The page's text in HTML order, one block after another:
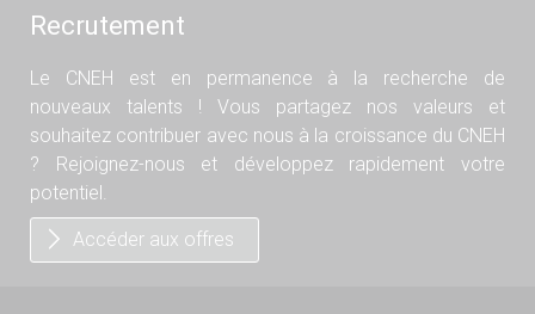
Recrutement
Le CNEH est en permanence à la recherche de
nouveaux talents ! Vous partagez nos valeurs et
souhaitez contribuer avec nous à la croissance du CNEH
? Rejoignez-nous et développez rapidement votre
potentiel.
Accéder aux offres